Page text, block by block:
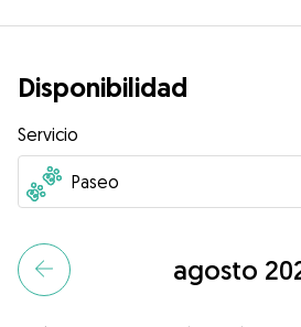
Disponibilidad
Servicio
agosto